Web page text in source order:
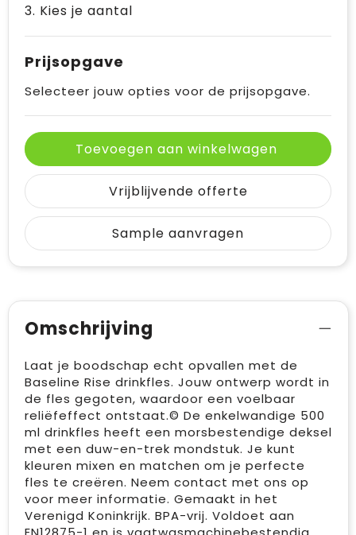
3. Kies je aantal
Prijsopgave
Selecteer jouw opties voor de prijsopgave.
Toevoegen aan winkelwagen
Vrijblijvende offerte
Sample aanvragen
Omschrijving
Laat je boodschap echt opvallen met de
Baseline Rise drinkfles. Jouw ontwerp wordt in
de fles gegoten, waardoor een voelbaar
reliëfeffect ontstaat.© De enkelwandige 500
ml drinkfles heeft een morsbestendige deksel
met een duw-en-trek mondstuk. Je kunt
kleuren mixen en matchen om je perfecte
fles te creëren. Neem contact met ons op
voor meer informatie. Gemaakt in het
Verenigd Koninkrijk. BPA-vrij. Voldoet aan